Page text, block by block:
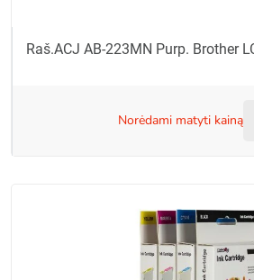
Raš.ACJ AB-223MN Purp. Brother
norėdami matyti kainą